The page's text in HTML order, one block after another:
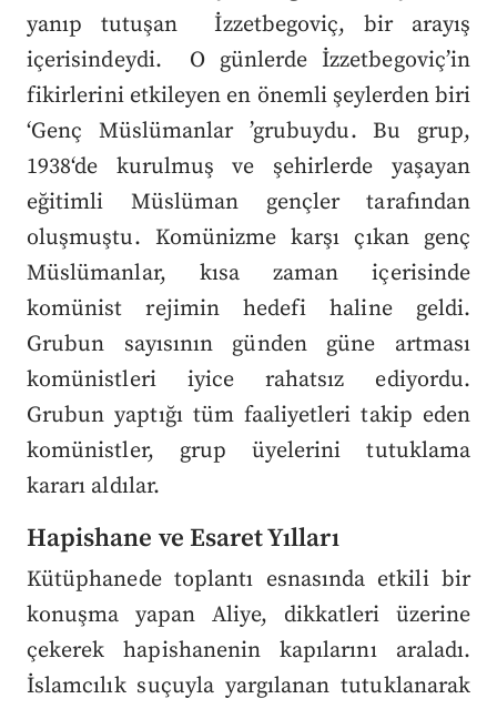
yanıp tutuşan İzzetbegoviç, bir arayış
içerisindeydi. O günlerde İzzetbegoviç’in
fikirlerini etkileyen en önemli şeylerden biri
‘Genç Müslümanlar ’grubuydu. Bu grup,
1938‘de kurulmuş ve şehirlerde yaşayan
eğitimli Müslüman gençler tarafından
oluşmuştu. Komünizme karşı çıkan genç
Müslümanlar, kısa zaman içerisinde
komünist rejimin hedefi haline geldi.
Grubun sayısının günden güne artması
komünistleri iyice rahatsız ediyordu.
Grubun yaptığı tüm faaliyetleri takip eden
komünistler, grup üyelerini tutuklama
kararı aldılar.
Hapishane ve Esaret Yılları
Kütüphanede toplantı esnasında etkili bir
konuşma yapan Aliye, dikkatleri üzerine
çekerek hapishanenin kapılarını araladı.
İslamcılık suçuyla yargılanan tutuklanarak